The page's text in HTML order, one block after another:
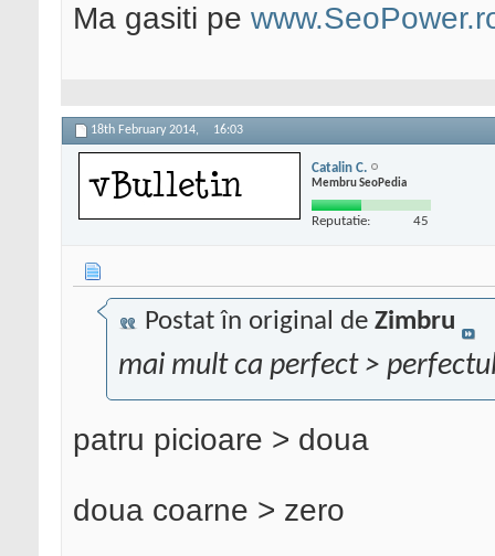
Ma gasiti pe
18th February 2014, 16:03
Catalin C.
Membru SeoPedia
Reputatie: 45
Postat în original de Zimbru
mai mult ca perfect >
patru picioare > doua
doua coarne > zero